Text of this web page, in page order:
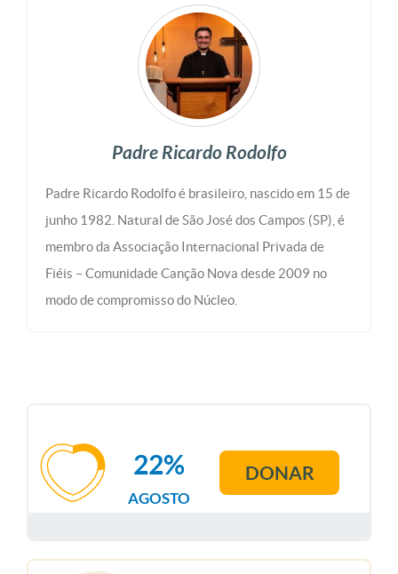
Padre Ricardo Rodolfo
Padre Ricardo Rodolfo é brasileiro, nascido em 15 de
junho 1982. Natural de São José dos Campos (SP), é
membro da Associação Internacional Privada de
Fiéis – Comunidade Canção Nova desde 2009 no
modo de compromisso do Núcleo.
AGOSTO
22% DONAR